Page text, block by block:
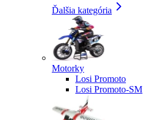
Ďalšia kategória
Motorky
Losi Promoto
Losi Promoto-SM